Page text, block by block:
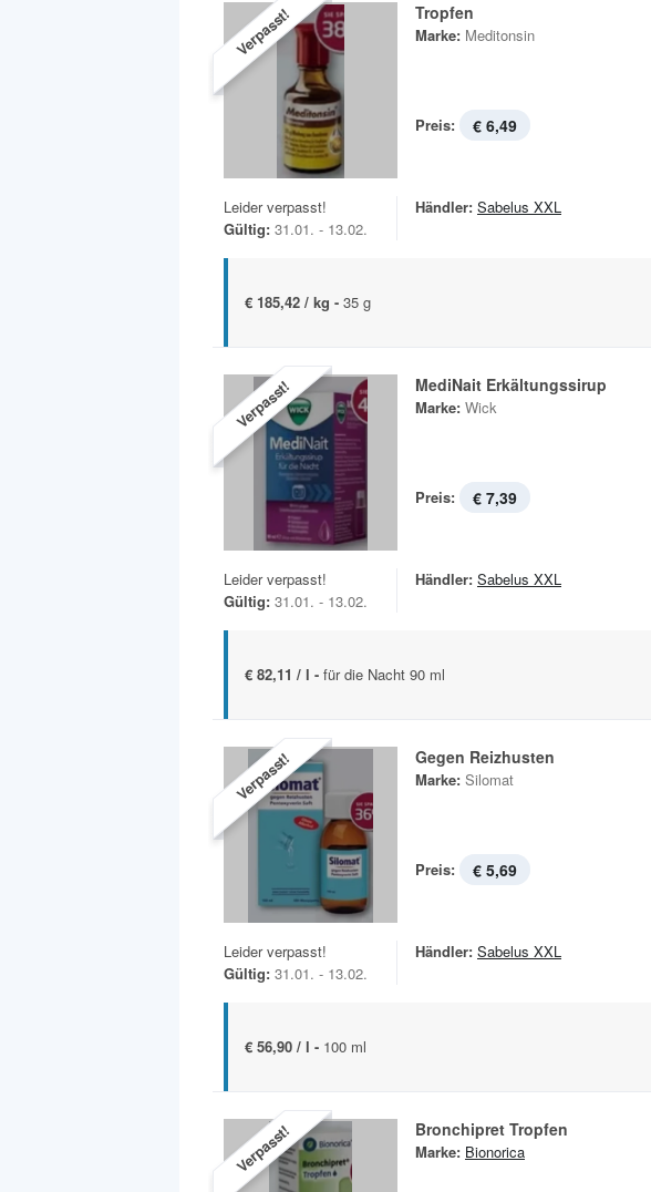
Verpasst! Tropfen
Marke: Meditonsin
Preis: € 6,49
Leider verpasst!
Gültig: 31.01. - 13.02.
Händler: Sabelus XXL
€ 185,42 / kg - 35 g
Verpasst! MediNait Erkältungssirup
Marke: Wick
Preis: € 7,39
Leider verpasst!
Gültig: 31.01. - 13.02.
Händler: Sabelus XXL
€ 82,11 / l - für die Nacht 90 ml
Verpasst! Gegen Reizhusten
Marke: Silomat
Preis: € 5,69
Leider verpasst!
Gültig: 31.01. - 13.02.
Händler: Sabelus XXL
€ 56,90 / l - 100 ml
Verpasst! Bronchipret Tropfen
Marke: Bionorica